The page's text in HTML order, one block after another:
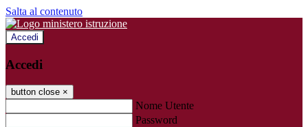
Salta al contenuto
Accedi
Accedi
button close ×
Nome Utente
Password